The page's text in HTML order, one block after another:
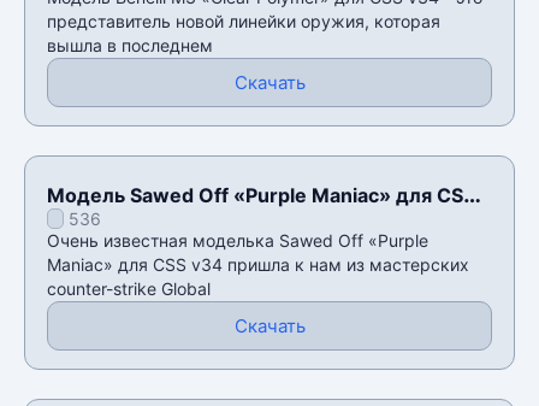
представитель новой линейки оружия, которая
вышла в последнем
Скачать
Модель Sawed Off «Purple Maniac» для CSS
v34536
Очень известная моделька Sawed Off «Purple
Maniac» для CSS v34 пришла к нам из мастерских
counter-strike Global
Скачать